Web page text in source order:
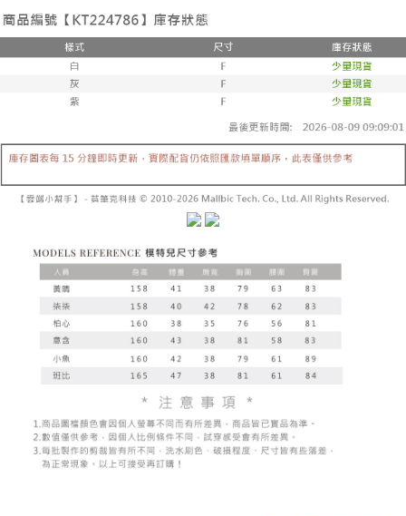
法說明評估內容。
【繳款方式說明】
1.分期款項不併入電信帳單，「大哥付你分期」於每月結算日後寄送繳費提
2.透過簡訊連結打開帳單後，可選擇「超商條碼／台灣大直營門市／銀行轉
帳／街口支付／iPASS MONEY」等通路繳費。
1.本服務係由「台灣大哥大股份有限公司」（以下簡稱本公司）所提供，讓
買賣價金債權讓與本公司後，依約使用本公司帳單繳交帳款。
2.基於同意付款使用「大哥付你分期」之契約關係目的，商店將以您的個人
資料（包含姓名、電話或地址）提供予台灣大哥大進項蒐集、處理及利用，
3.完整用戶服務條款，請詳閱以下連結：https://oppay.tw/userRule
２．便利：只要手機號碼，簡訊認證，即可結帳。
【「AFTEE先享後付」結帳流程】
１．於結帳方式選擇「AFTEE先享後付」後，將跳轉至「AFTEE先享後付」
結帳頁面，進行簡訊認證並確認金額後，即可完成結帳。
３．收到繳費通知簡訊後14天內，點擊此簡訊中的連結，可透過四大超商／
ATM／網路銀行／等多元方式進行付款，方視為交易完成。
※ 請注意：結帳手續完成當下不需立刻繳費，但若您需要取消訂單，請聯絡
後付繳納相關費用。
※ 交易是否成功請以「AFTEE先享後付 」之結帳頁面顯示為準，若有關於
是否繳費成功／繳費後需取消欲退款等相關疑問，請聯繫「AFTEE先享後付
【注意事項】
１．透過由恩沛科技股份有限公司提供之「AFTEE先享後付」服務完成之交
易，需依本服務之必要範圍內提供個人資料，並將交易相關給付款項請求債
權轉讓予恩沛科技股份有限公司。
２．關於個人資料處理事宜，請瀏覽以下網址：
https://aftee.tw/terms/#terms3
３．未成年的使用者請事先徵得法定代理人或監護人之同意方可使用
４．使用「AFTEE先享後付」時，將依據個別帳號之用戶狀況，依本公司即
時審查核予不同之上限額度；若仍有額度不足之情形，本公司將視審查結果
請求用戶進行身份認證。
５．嚴禁一人註冊多個帳號或使用他人資訊註冊。若發現惡意使用之情形，
全家取貨付款
每筆NT$60，滿NT$1,800(含以上)免運費
付款後全家取貨
已關閉，請勿下單
7-11取貨付款
每筆NT$60，滿NT$1,800(含以上)免運費
付款後7-11取貨
每筆NT$100，滿NT$2,500(含以上)免運費
國家/地區配送